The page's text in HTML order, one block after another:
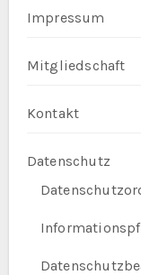
Impressum
Mitgliedschaft
Kontakt
Datenschutz